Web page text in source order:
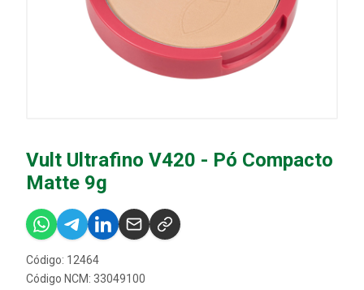
Vult Ultrafino V420 - Pó Compacto
Matte 9g
Código: 12464
Código NCM: 33049100